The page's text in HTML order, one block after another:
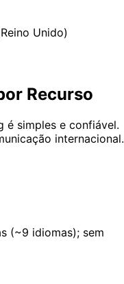
Unido)
Recurso
é simples e confiável.
internacional.
(~9 idiomas); sem